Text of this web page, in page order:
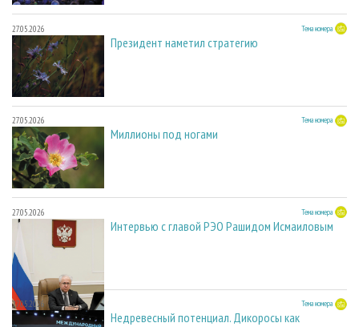
27.05.2026 Тема номера
Президент наметил стратегию
27.05.2026 Тема номера
Миллионы под ногами
27.05.2026 Тема номера
Интервью с главой РЭО Рашидом Исмаиловым
27.05.2026 Тема номера
Недревесный потенциал. Дикоросы как